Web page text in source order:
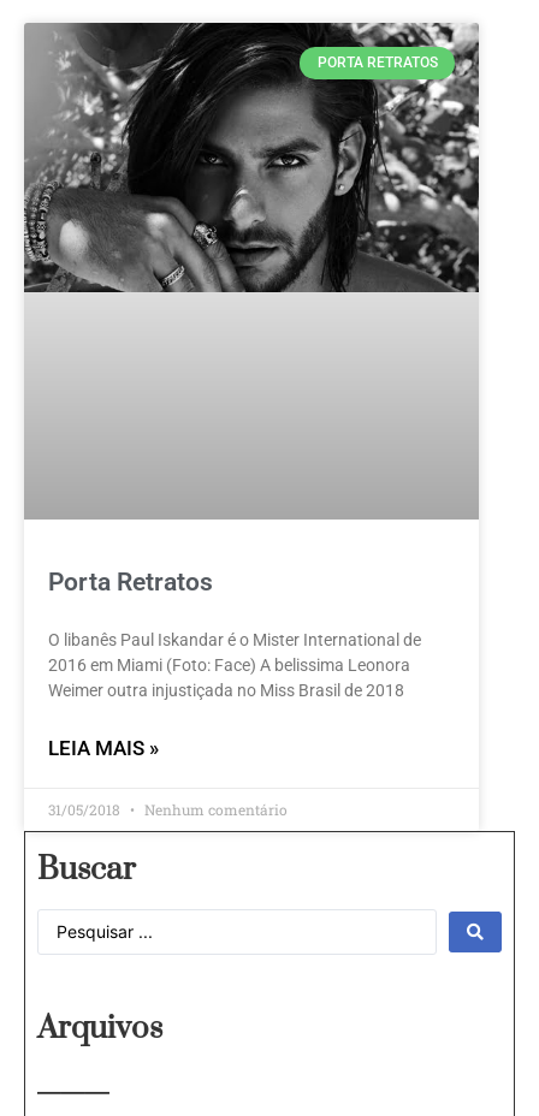
PORTA RETRATOS
Porta Retratos
O libanês Paul Iskandar é o Mister International de
2016 em Miami (Foto: Face) A belissima Leonora
Weimer outra injustiçada no Miss Brasil de 2018
LEIA MAIS »
31/05/2018 Nenhum comentário
Buscar
Arquivos
———